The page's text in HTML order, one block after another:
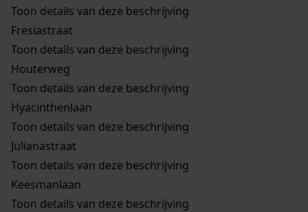
Toon details van deze beschrijving
Fresiastraat
Toon details van deze beschrijving
Houterweg
Toon details van deze beschrijving
Hyacinthenlaan
Toon details van deze beschrijving
Julianastraat
Toon details van deze beschrijving
Keesmanlaan
Toon details van deze beschrijving